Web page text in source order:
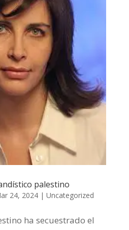
palestino
24, 2024| Uncategorized
ha secuestrado el